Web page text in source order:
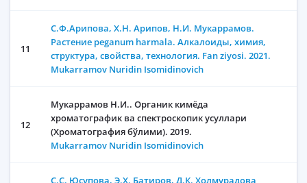
11
C.Ф.Арипова, Х.Н. Арипов, Н.И. Мукаррамов.
Растение peganum harmala. Алкалоиды, химия,
структура, свойства, технология. Fan ziyosi. 2021.
Mukarramov Nuridin Isomidinovich
12
Мукаррамов Н.И.. Органик кимёда
хроматографик ва спектроскопик усуллари
(Хроматография бўлими). 2019.
Mukarramov Nuridin Isomidinovich
С.С. Юсупова, Э.Х. Батиров, Д.К. Холмурадова